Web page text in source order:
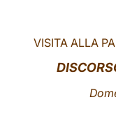
VISITA ALLA